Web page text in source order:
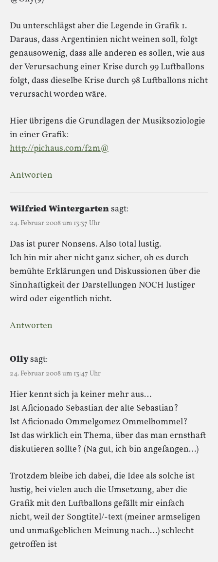
Du unterschlägst aber die Legende in Grafik 1.
Daraus, dass Argentinien nicht weinen soll, folgt
genausowenig, dass alle anderen es sollen, wie aus
der Verursachung einer Krise durch 99 Luftballons
folgt, dass dieselbe Krise durch 98 Luftballons nicht
verursacht worden wäre.
Hier übrigens die Grundlagen der Musiksoziologie
in einer Grafik:
http://pichaus.com/f2m@
Antworten
Wilfried Wintergartensagt:
24. Februar 2008 um 13:37 Uhr
Das ist purer Nonsens. Also total lustig.
Ich bin mir aber nicht ganz sicher, ob es durch
bemühte Erklärungen und Diskussionen über die
Sinnhaftigkeit der Darstellungen NOCH lustiger
wird oder eigentlich nicht.
Antworten
Ollysagt:
24. Februar 2008 um 13:47 Uhr
Hier kennt sich ja keiner mehr aus…
Ist Aficionado Sebastian der alte Sebastian?
Ist Aficionado Ommelgomez Ommelbommel?
Ist das wirklich ein Thema, über das man ernsthaft
diskutieren sollte? (Na gut, ich bin angefangen…)
Trotzdem bleibe ich dabei, die Idee als solche ist
lustig, bei vielen auch die Umsetzung, aber die
Grafik mit den Luftballons gefällt mir einfach
nicht, weil der Songtitel/-text (meiner armseligen
und unmaßgeblichen Meinung nach…) schlecht
getroffen ist